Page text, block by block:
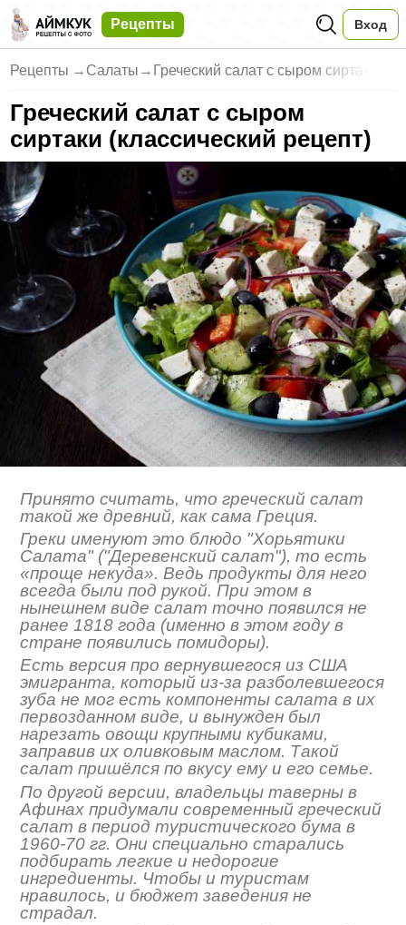
Рецепты Вход
Рецепты → Салаты → Греческий салат с сыром сиртак
Греческий салат с сыром
сиртаки (классический рецепт)
Принято считать, что греческий салат
такой же древний, как сама Греция.
Греки именуют это блюдо "Хорьятики
Салата" ("Деревенский салат"), то есть
«проще некуда». Ведь продукты для него
всегда были под рукой. При этом в
нынешнем виде салат точно появился не
ранее 1818 года (именно в этом году в
стране появились помидоры).
Есть версия про вернувшегося из США
эмигранта, который из-за разболевшегося
зуба не мог есть компоненты салата в их
первозданном виде, и вынужден был
нарезать овощи крупными кубиками,
заправив их оливковым маслом. Такой
салат пришёлся по вкусу ему и его семье.
По другой версии, владельцы таверны в
Афинах придумали современный греческий
салат в период туристического бума в
1960-70 гг. Они специально старались
подбирать легкие и недорогие
ингредиенты. Чтобы и туристам
нравилось, и бюджет заведения не
страдал.